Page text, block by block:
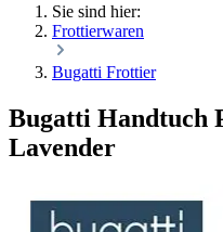
Sie sind hier:
Frottierwaren
Bugatti Frottier
Bugatti Handtuch
Lavender